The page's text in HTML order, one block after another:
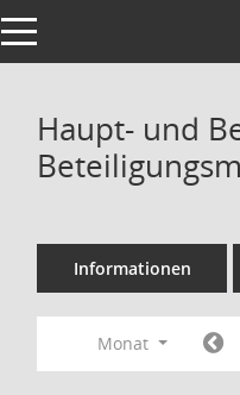
Toggle navigation
Haupt- und
Informationen
Monat